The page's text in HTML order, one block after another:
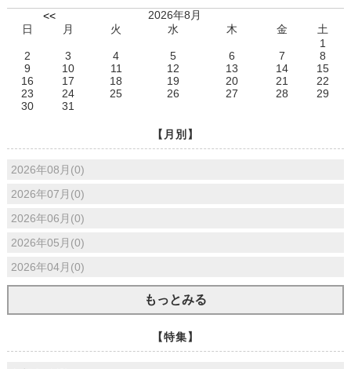
<<
2026年8月
日
月 火 水 木 金
土
1
2
3 4 5 6 7
8
9
10 11 12 13 14
15
16
17 18 19 20 21
22
23
24 25 26 27 28
29
30
31
【月別】
2026年08月(0)
2026年07月(0)
2026年06月(0)
2026年05月(0)
2026年04月(0)
もっとみる
【特集】